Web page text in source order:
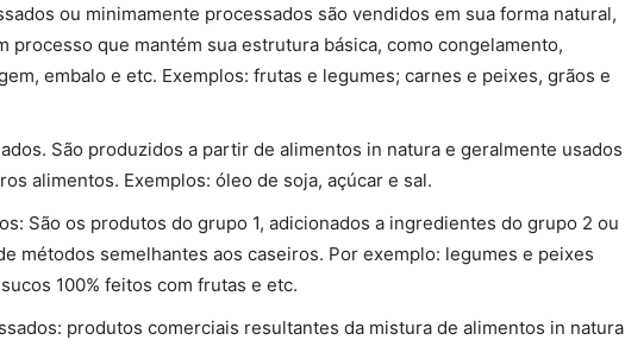
ou minimamente processados são vendidos em sua forma natural,
processo que mantém sua estrutura básica, como congelamento,
embalo e etc. Exemplos: frutas e legumes; carnes e peixes, grãos e
São produzidos a partir de alimentos in natura e geralmente usados
alimentos. Exemplos: óleo de soja, açúcar e sal.
São os produtos do grupo 1, adicionados a ingredientes do grupo 2 ou
métodos semelhantes aos caseiros. Por exemplo: legumes e peixes
100% feitos com frutas e etc.
produtos comerciais resultantes da mistura de alimentos in natura